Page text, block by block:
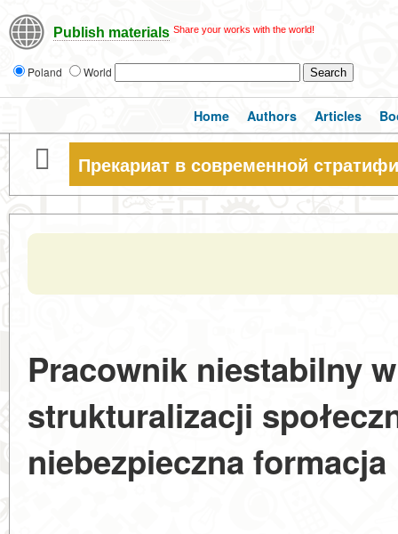
Publish materials Share your works with the world!
Poland World
Home Authors Articles
Прекариат в современной
Pracownik niestabilny
strukturalizacji
niebezpieczna formacja